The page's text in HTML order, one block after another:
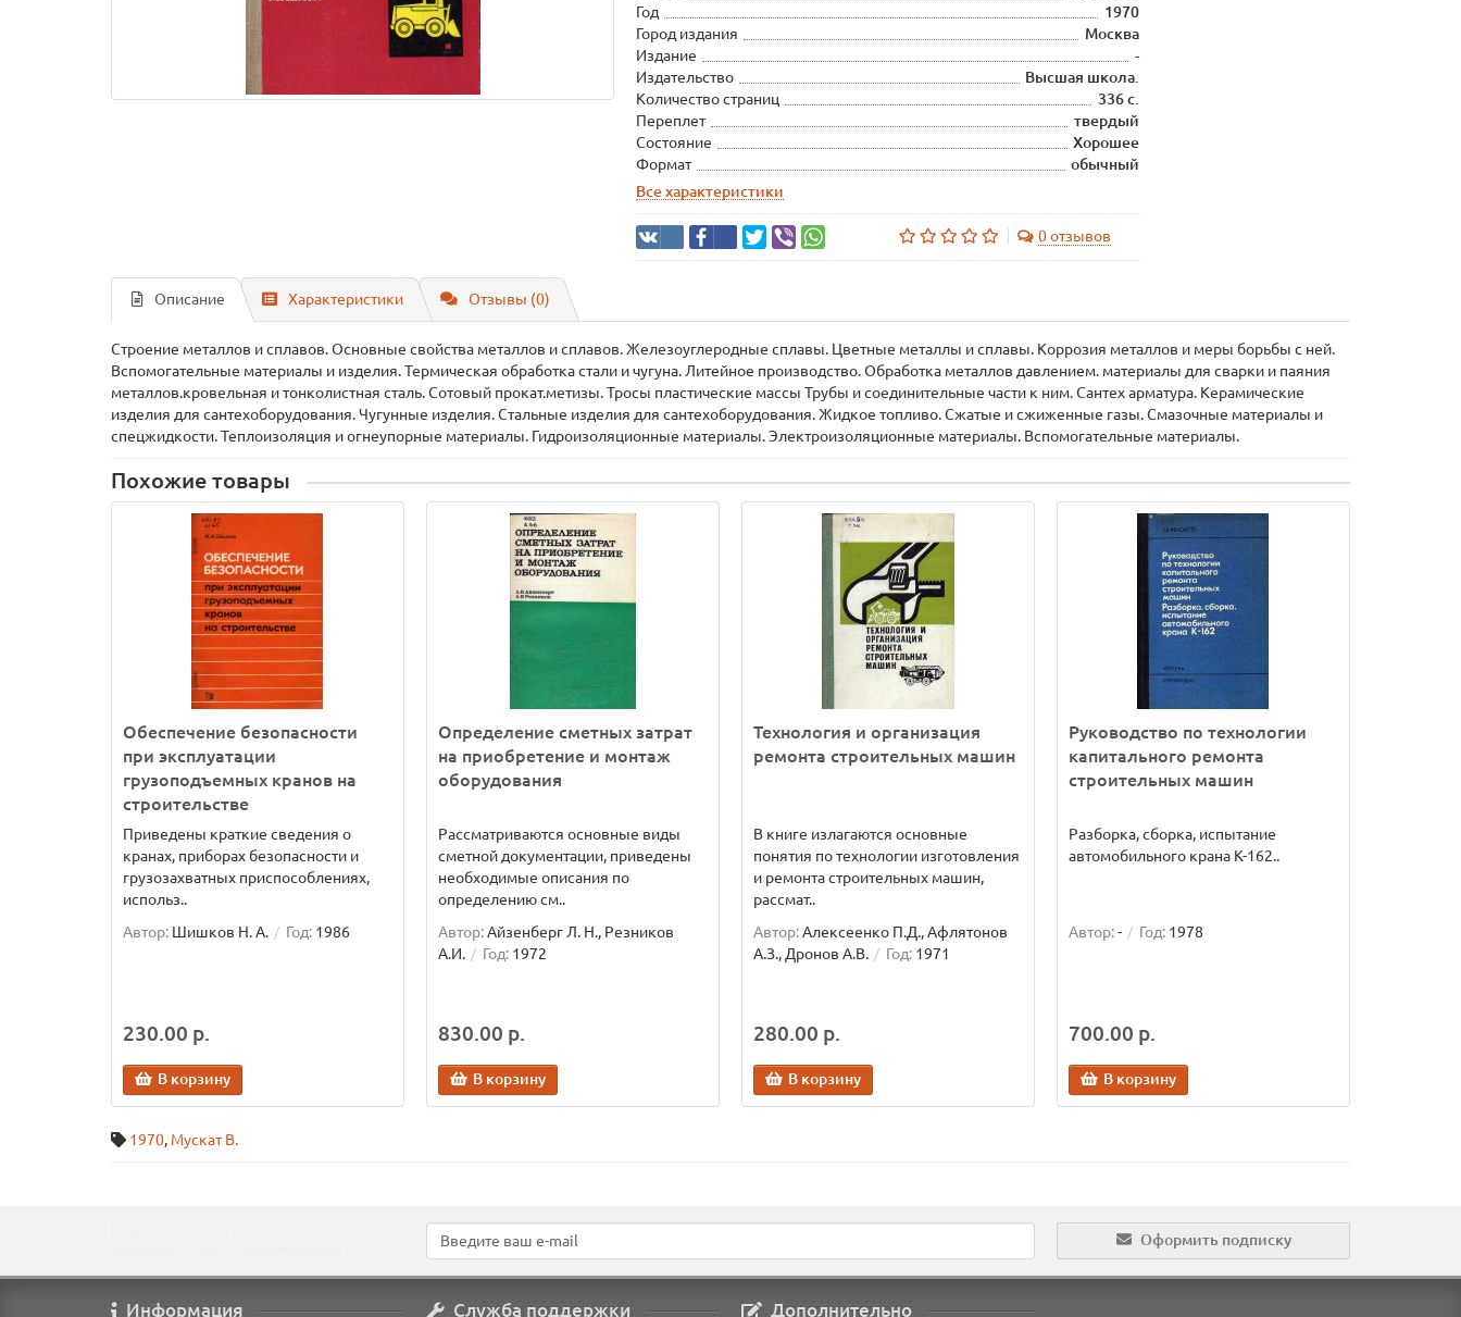
Год
1970
Город издания
Москва
Издание
-
Издательство
Высшая школа.
Количество страниц
336 с.
Переплет
твердый
Состояние
Хорошее
Формат
обычный
Все характеристики
0 отзывов
Описание Характеристики Отзывы (0)
Строение металлов и сплавов. Основные свойства металлов и сплавов. Железоуглеродные сплавы. Цветные металлы и сплавы. Коррозия металлов и меры борьбы с ней.
Вспомогательные материалы и изделия. Термическая обработка стали и чугуна. Литейное производство. Обработка металлов давлением. материалы для сварки и паяния
металлов.кровельная и тонколистная сталь. Сотовый прокат.метизы. Тросы пластические массы Трубы и соединительные части к ним. Сантех арматура. Керамические
изделия для сантехоборудования. Чугунные изделия. Стальные изделия для сантехоборудования. Жидкое топливо. Сжатые и сжиженные газы. Смазочные материалы и
спецжидкости. Теплоизоляция и огнеупорные материалы. Гидроизоляционные материалы. Электроизоляционные материалы. Вспомогательные материалы.
Похожие товары
Обеспечение безопасности
при эксплуатации
грузоподъемных кранов на
строительстве
Приведены краткие сведения о
кранах, приборах безопасности и
грузозахватных приспособлениях,
использ..
Автор: Шишков Н. А. Год: 1986
230.00 р.
В корзину
Определение сметных затрат
на приобретение и монтаж
оборудования
Рассматриваются основные виды
сметной документации, приведены
необходимые описания по
определению см..
Автор:Айзенберг Л. Н., Резников
А.И.
Год: 1972
830.00 р.
В корзину
Технология и организация
ремонта строительных машин
В книге излагаются основные
понятия по технологии изготовления
и ремонта строительных машин,
рассмат..
Автор:Алексеенко П.Д., Афлятонов
А.З., Дронов А.В.
Год: 1971
280.00 р.
В корзину
Руководство по технологии
капитального ремонта
строительных машин
Разборка, сборка, испытание
автомобильного крана К-162..
Автор:- Год: 1978
700.00 р.
В корзину
1970, Мускат В.
Оформить подписку
Информация Служба поддержки Дополнительно